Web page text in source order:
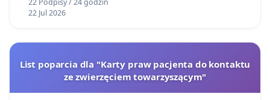
22 Jul 2026
List poparcia dla "Karty praw pacjenta do kontaktu
ze zwierzęciem towarzyszącym"